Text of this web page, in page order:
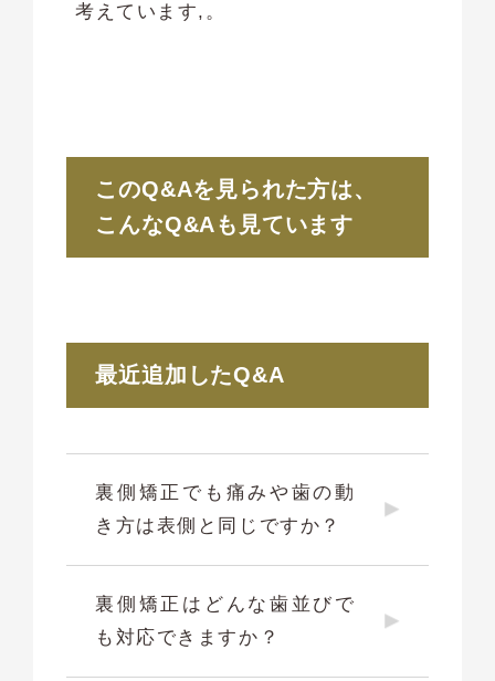
考えています,。
このQ&Aを見られた方は、
こんなQ&Aも見ています
最近追加したQ&A
裏側矯正でも痛みや歯の動
き方は表側と同じですか？
裏側矯正はどんな歯並びで
も対応できますか？